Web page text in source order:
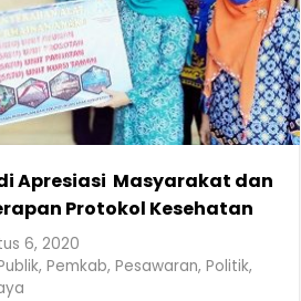
Apresiasi Masyarakat dan
Protokol Kesehatan
6, 2020
,Pemkab,Pesawaran,Politik,